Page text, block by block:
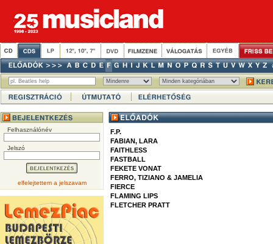
Felhasználónév
Jelszó
elfelejtettem a jelszavam
F.P.
FABIAN, LARA
FAITHLESS
FASTBALL
FEKETE VONAT
FERRO, TIZIANO & JAMELIA
FIERCE
FLAMING LIPS
FLETCHER PRATT